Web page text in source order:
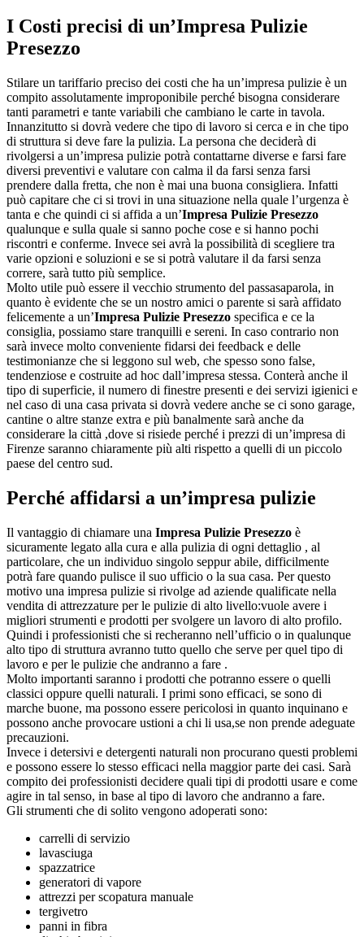
I Costi precisi di un’Impresa Pulizie
Presezzo
Stilare un tariffario preciso dei costi che ha un’impresa pulizie è un
compito assolutamente improponibile perché bisogna considerare
tanti parametri e tante variabili che cambiano le carte in tavola.
Innanzitutto si dovrà vedere che tipo di lavoro si cerca e in che tipo
di struttura si deve fare la pulizia. La persona che deciderà di
rivolgersi a un’impresa pulizie potrà contattarne diverse e farsi fare
diversi preventivi e valutare con calma il da farsi senza farsi
prendere dalla fretta, che non è mai una buona consigliera. Infatti
può capitare che ci si trovi in una situazione nella quale l’urgenza è
tanta e che quindi ci si affida a un’Impresa Pulizie Presezzo
qualunque e sulla quale si sanno poche cose e si hanno pochi
riscontri e conferme. Invece sei avrà la possibilità di scegliere tra
varie opzioni e soluzioni e se si potrà valutare il da farsi senza
correre, sarà tutto più semplice.
Molto utile può essere il vecchio strumento del passasaparola, in
quanto è evidente che se un nostro amici o parente si sarà affidato
felicemente a un’Impresa Pulizie Presezzo specifica e ce la
consiglia, possiamo stare tranquilli e sereni. In caso contrario non
sarà invece molto conveniente fidarsi dei feedback e delle
testimonianze che si leggono sul web, che spesso sono false,
tendenziose e costruite ad hoc dall’impresa stessa. Conterà anche il
tipo di superficie, il numero di finestre presenti e dei servizi igienici e
nel caso di una casa privata si dovrà vedere anche se ci sono garage,
cantine o altre stanze extra e più banalmente sarà anche da
considerare la città ,dove si risiede perché i prezzi di un’impresa di
Firenze saranno chiaramente più alti rispetto a quelli di un piccolo
paese del centro sud.
Perché affidarsi a un’impresa pulizie
Il vantaggio di chiamare una Impresa Pulizie Presezzo è
sicuramente legato alla cura e alla pulizia di ogni dettaglio , al
particolare, che un individuo singolo seppur abile, difficilmente
potrà fare quando pulisce il suo ufficio o la sua casa. Per questo
motivo una impresa pulizie si rivolge ad aziende qualificate nella
vendita di attrezzature per le pulizie di alto livello:vuole avere i
migliori strumenti e prodotti per svolgere un lavoro di alto profilo.
Quindi i professionisti che si recheranno nell’ufficio o in qualunque
alto tipo di struttura avranno tutto quello che serve per quel tipo di
lavoro e per le pulizie che andranno a fare .
Molto importanti saranno i prodotti che potranno essere o quelli
classici oppure quelli naturali. I primi sono efficaci, se sono di
marche buone, ma possono essere pericolosi in quanto inquinano e
possono anche provocare ustioni a chi li usa,se non prende adeguate
precauzioni.
Invece i detersivi e detergenti naturali non procurano questi problemi
e possono essere lo stesso efficaci nella maggior parte dei casi. Sarà
compito dei professionisti decidere quali tipi di prodotti usare e come
agire in tal senso, in base al tipo di lavoro che andranno a fare.
Gli strumenti che di solito vengono adoperati sono:
carrelli di servizio
lavasciuga
spazzatrice
generatori di vapore
attrezzi per scopatura manuale
tergivetro
panni in fibra